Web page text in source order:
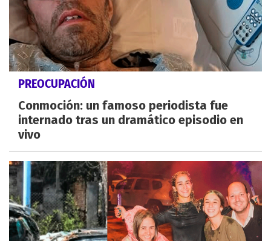
PREOCUPACIÓN
Conmoción: un famoso periodista fue
internado tras un dramático episodio en
vivo